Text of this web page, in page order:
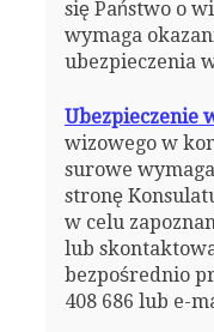
się Państwo o
wymaga
ubezpieczenia
Ubezpieczenie
wizowego w
surowe
stronę
w celu
lub
bezpośrednio
408 686 lub e-